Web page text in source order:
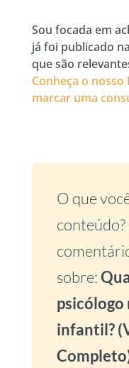
Sou focada em
já foi publicado
que são
Conheça o nosso
marcar uma
O que
sobre:
psicólogo
infantil?